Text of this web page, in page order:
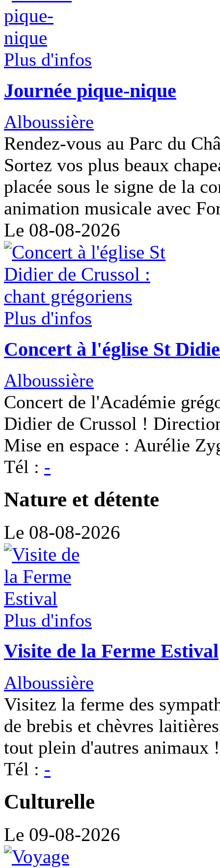
Plus d'infos
Journée pique-nique
Alboussière
Rendez-vous au Parc du
Sortez vos plus beaux
placée sous le signe de la
animation musicale avec
Le 08-08-2026
Plus d'infos
Concert à l'église St
Alboussière
Concert de l'Académie
Didier de Crussol !
Mise en espace : Aurélie
Tél : -
Nature et détente
Le 08-08-2026
Plus d'infos
Visite de la Ferme Estival
Alboussière
Visitez la ferme des
de brebis et chèvres
tout plein d'autres animaux !
Tél : -
Culturelle
Le 09-08-2026